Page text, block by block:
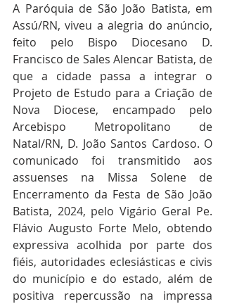
A Paróquia de São João Batista, em
Assú/RN, viveu a alegria do anúncio,
feito pelo Bispo Diocesano D.
Francisco de Sales Alencar Batista, de
que a cidade passa a integrar o
Projeto de Estudo para a Criação de
Nova Diocese, encampado pelo
Arcebispo Metropolitano de
Natal/RN, D. João Santos Cardoso. O
comunicado foi transmitido aos
assuenses na Missa Solene de
Encerramento da Festa de São João
Batista, 2024, pelo Vigário Geral Pe.
Flávio Augusto Forte Melo, obtendo
expressiva acolhida por parte dos
fiéis, autoridades eclesiásticas e civis
do município e do estado, além de
positiva repercussão na impressa